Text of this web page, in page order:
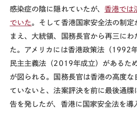
感染症の陰に隠れていたが、 香港では
でいた 。そして香港国家安全法の制
まえ、大統領、国務長官から再三に
た。アメリカには香港政策法（ 1992
民主主義法（ 2019年成立）があるた
が図られる。国務長官は香港の高度
ていないと、法案評決を前に最後通
告を発したが、香港に国家安全法を導